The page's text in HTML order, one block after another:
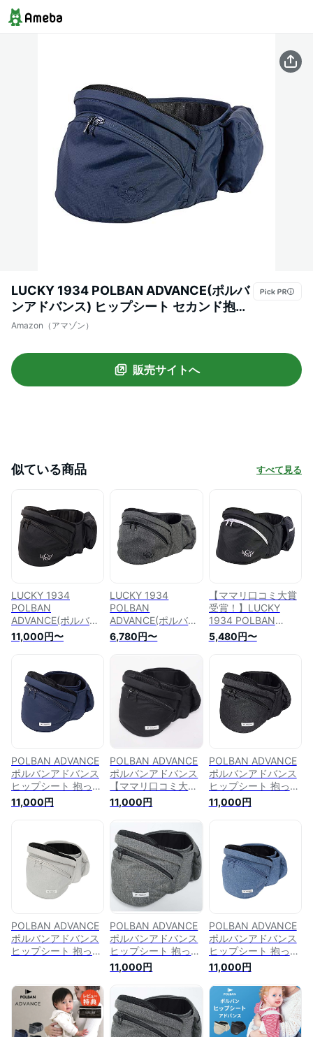
LUCKY 1934 POLBAN ADVANCE(ポルバ
ンアドバンス) ヒップシート セカンド抱っ
こ紐 メッシュ ウエストポーチタイプ
Amazon（アマゾン）
販売サイトへ
似ている商品 すべて見る
LUCKY 1934
POLBAN
ADVANCE(ポルバン
アドバンス) ヒップ
シート セカンド抱っ
ストポーチタイプ
P7310 (リップスト
ップオールブラック)
11,000円〜
LUCKY 1934
POLBAN
ADVANCE(ポルバン
アドバンス) ヒップ
シート セカンド抱っ
ストポーチタイプ
P7310 (メランジグ
レー)
6,780円〜
【ママリ口コミ大賞
受賞！】LUCKY
1934 POLBAN
ADVANCE(ポルバン
アドバンス) ヒップ
っこひも 前向き メ
ッシュ 横抱き ウエ
ストポーチタイプ
P7310 (リップスト
ップブラック)
5,480円〜
POLBAN ADVANCE
ポルバンアドバンス
ヒップシート 抱っこ
紐 (リップストップ
ネイビー)
11,000円
POLBAN ADVANCE
ポルバンアドバンス
【ママリ口コミ大賞
6年連続受賞！】ヒ
ップシート 抱っこ紐
ック
11,000円
POLBAN ADVANCE
ポルバンアドバンス
ヒップシート 抱っこ
紐 (デニムブラック)
11,000円
POLBAN ADVANCE
ポルバンアドバンス
ヒップシート 抱っこ
POLBAN ADVANCE
ポルバンアドバンス
ヒップシート 抱っこ
紐 メランジグレー
11,000円
POLBAN ADVANCE
ポルバンアドバンス
ヒップシート 抱っこ
紐 アジュールブルー
P761032
11,000円